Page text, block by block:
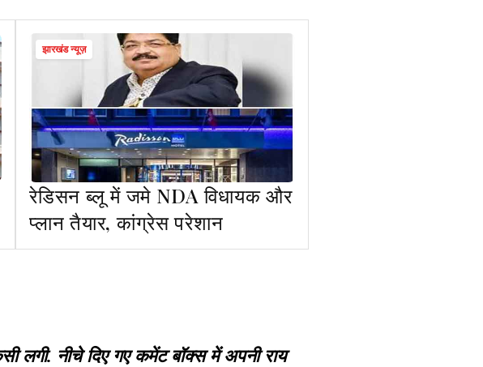
झारखंड न्यूज़
रेडिसन ब्लू में जमे NDA विधायक और
प्लान तैयार, कांग्रेस परेशान
नीचे दिए गए कमेंट बॉक्स में अपनी राय